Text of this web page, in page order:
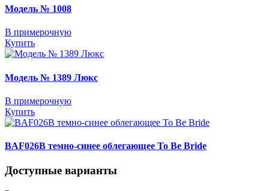
Модель № 1008
В примерочную
Купить
Модель № 1389 Люкс
В примерочную
Купить
BAF026B темно-синее облегающее To Be Bride
Доступные варианты